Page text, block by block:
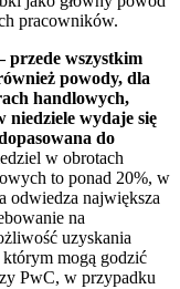
pracowników.
przede wszystkim
powody, dla
handlowych,
niedziele wydaje się
do
w obrotach
to ponad 20%, w
odwiedza największa
na
uzyskania
mogą godzić
PwC, w przypadku